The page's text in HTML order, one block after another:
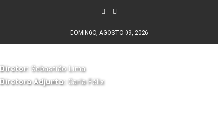
DOMINGO, AGOSTO 09, 2026
Diretor: Sebastião Lima
Diretora Adjunta: Carla Félix